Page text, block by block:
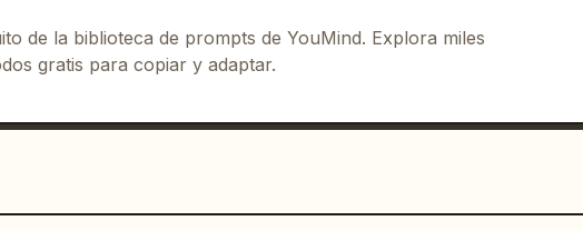
de la biblioteca de prompts de YouMind. Explora miles
gratis para copiar y adaptar.